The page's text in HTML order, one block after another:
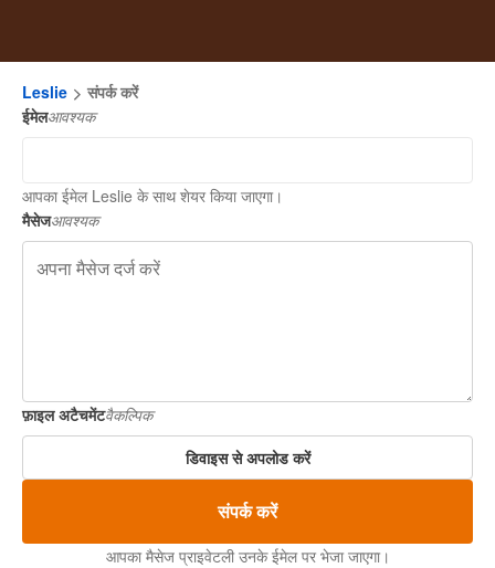
Leslie
संपर्क करें
ईमेलआवश्यक
आपका ईमेल Leslie के साथ शेयर किया जाएगा।
मैसेजआवश्यक
फ़ाइल अटैचमेंटवैकल्पिक
डिवाइस से अपलोड करें
संपर्क करें
आपका मैसेज प्राइवेटली उनके ईमेल पर भेजा जाएगा।